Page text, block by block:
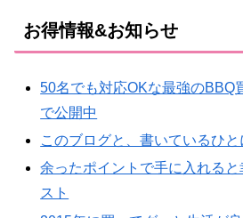
お得情報&お知らせ
50名でも対応OKな最強のBBQ
で公開中
このブログと、書いているひと
余ったポイントで手に入れると
スト